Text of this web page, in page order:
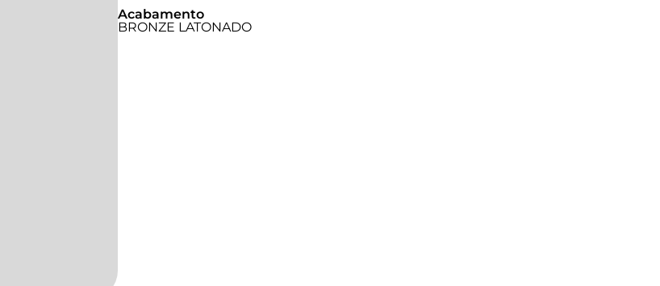
Acabamento
BRONZE LATONADO